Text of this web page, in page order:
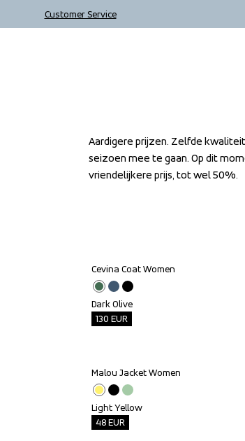
Customer Service
Aardigere prijzen. Zelfde
seizoen mee te gaan. Op dit
vriendelijkere prijs, tot wel 50%.
Outlet
Cevina Coat Women
Dark Olive
130 EUR
Outlet
Malou Jacket Women
Light Yellow
48EUR